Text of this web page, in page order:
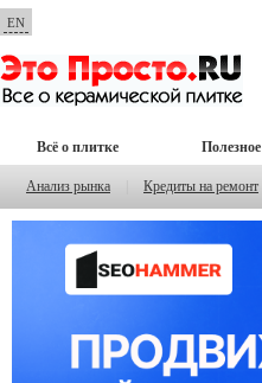
EN
Всё о плитке Полезное
Анализ рынка Кредиты на ремонт